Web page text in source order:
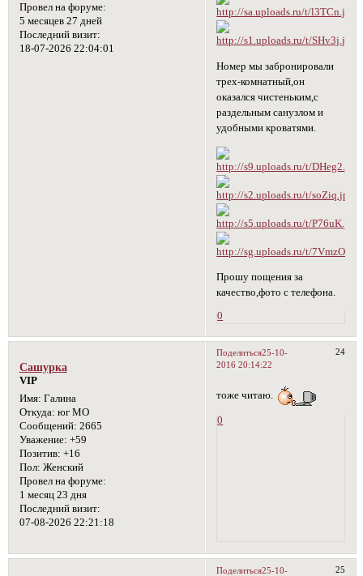
Провел на форуме:
5 месяцев 27 дней
Последний визит:
18-07-2026 22:04:01
Номер мы забронировали
трех-комнатный,он
оказался чистеньким,с
раздельным санузлом и
удобными кроватями.
Прошу пощения за
качество,фото с телефона.
0
Поделиться 24
25-10-
2016 20:14:22
Сашурка
VIP
Имя: Галина
Откуда: юг МО
Сообщений: 2665
Уважение: +59
Позитив: +16
Пол: Женский
Провел на форуме:
1 месяц 23 дня
Последний визит:
07-08-2026 22:21:18
тоже читаю.
0
Поделиться 25
25-10-